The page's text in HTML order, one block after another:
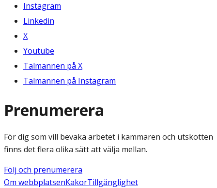
Instagram
Linkedin
X
Youtube
Talmannen på X
Talmannen på Instagram
Prenumerera
För dig som vill bevaka arbetet i kammaren och utskotten
finns det flera olika sätt att välja mellan.
Följ och prenumerera
Om webbplatsenKakorTillgänglighet